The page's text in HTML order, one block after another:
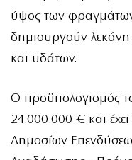
ύψος των φραγμάτων
δημιουργούν
και υδάτων.
Ο προϋπολογισμός
24.000.000 € και
Δημοσίων